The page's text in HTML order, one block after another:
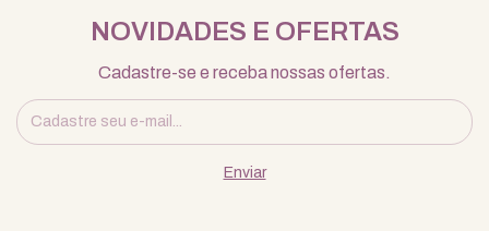
NOVIDADES E OFERTAS
Cadastre-se e receba nossas ofertas.